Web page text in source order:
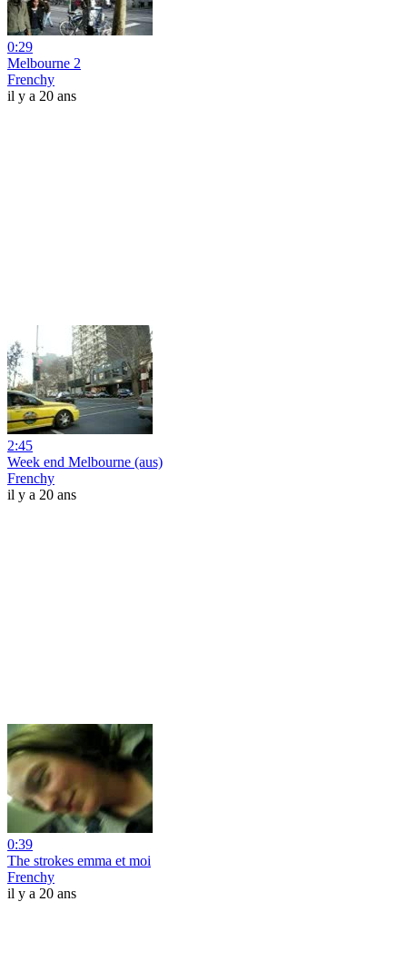
0:29
Melbourne 2
Frenchy
il y a 20 ans
2:45
Week end Melbourne (aus)
Frenchy
il y a 20 ans
0:39
The strokes emma et moi
Frenchy
il y a 20 ans